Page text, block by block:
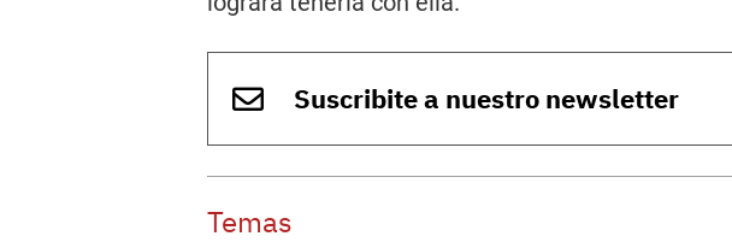
Suscribite a nuestro newsletter
Temas